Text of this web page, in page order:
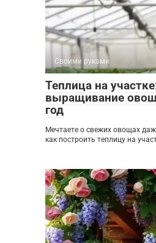
Своими руками
Теплица на
выращивание
год
Мечтаете о свежих овощах
как построить теплицу на